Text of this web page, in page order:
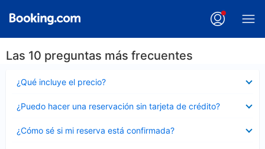
Las 10 preguntas más frecuentes
¿Qué incluye el precio?
cerrado
¿Puedo hacer una reservación sin tarjeta de crédito?
cerrado
¿Cómo sé si mi reserva está confirmada?
cerrado